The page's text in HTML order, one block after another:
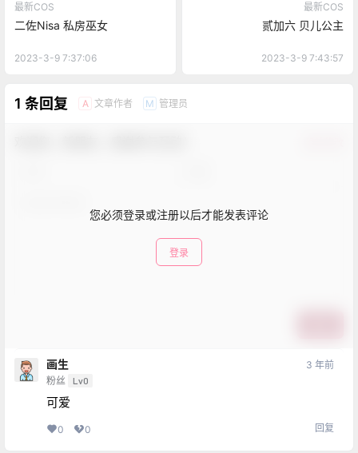
最新COS
二佐Nisa 私房巫女
2023-3-9 7:37:06
最新COS
贰加六 贝儿公主
2023-3-9 7:43:57
1 条回复 A 文章作者 M 管理员
您必须登录或注册以后才能发表评论
登录
画生
粉丝 Lv0
3 年前
可爱
0 0 回复